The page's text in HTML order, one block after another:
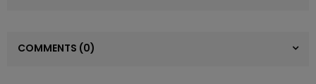
COMMENTS (0)